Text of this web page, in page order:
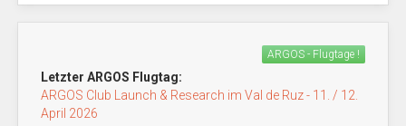
ARGOS - Flugtage !
Letzter ARGOS Flugtag:
ARGOS Club Launch & Research im Val de Ruz - 11. / 12.
April 2026